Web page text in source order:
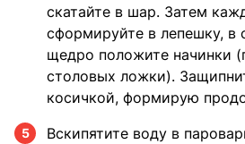
скатайте в шар. Затем
сформируйте в лепешку, в
щедро положите начинки
столовых ложки).
косичкой, формирую
5
Вскипятите воду в